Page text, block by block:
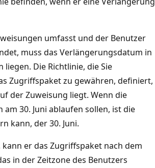
umfasst und der Benutzer
muss das Verlängerungsdatum in
Die Richtlinie, die Sie
Zugriffspaket zu gewähren, definiert,
der Zuweisung liegt. Wenn die
30. Juni ablaufen sollen, ist die
kann, der 30. Juni.
er das Zugriffspaket nach dem
in der Zeitzone des Benutzers